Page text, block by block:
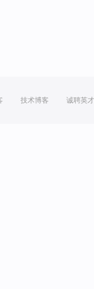
技术博客 诚聘英才